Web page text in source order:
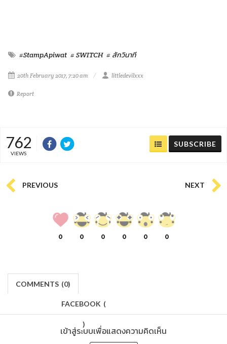
#StampApiwat # SWITCH # สักวินาที
20th February 2017, 7:20 am littledevilxxx
Report
762
VIEWS
SUBSCRIBE
PREVIOUS NEXT
0 0 0 0 0 0
COMMENTS (0)
FACEBOOK (
)
เข้าสู่ระบบเพื่อแสดงความคิดเห็น